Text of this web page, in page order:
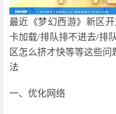
最近《梦幻西游》新区
卡加载/排队排不进去/排
区怎么挤才快等等这些
法
一、优化网络